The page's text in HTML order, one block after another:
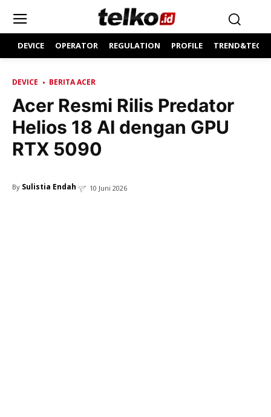
DEVICE OPERATOR REGULATION PROFILE
DEVICE BERITA ACER
Acer Resmi Rilis Predator
Helios 18 AI dengan GPU
RTX 5090
By Sulistia Endah 10 Juni 2026